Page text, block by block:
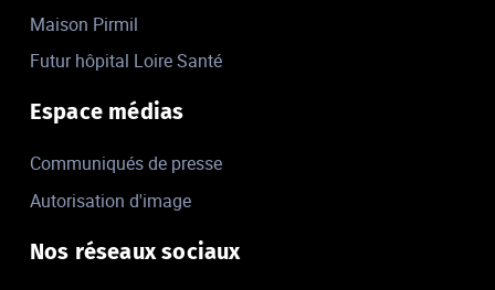
Maison Pirmil
Futur hôpital Loire Santé
Espace médias
Communiqués de presse
Autorisation d'image
Nos réseaux sociaux